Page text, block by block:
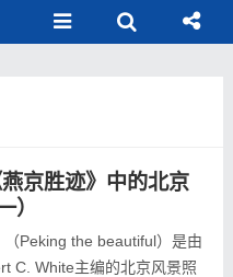
京胜迹》中的北京
）
（Peking the beautiful）是由
C. White主编的北京风景照